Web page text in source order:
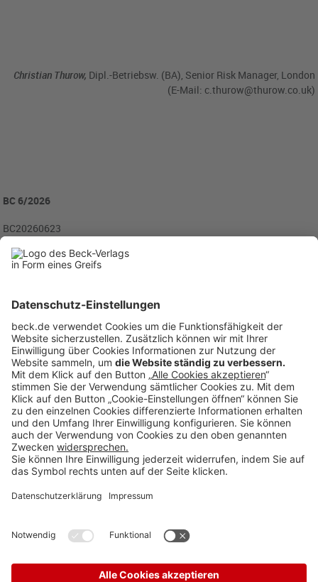
Christian Thurow, Dipl.-Betriebsw. (BA), Senior Risk Manager, London
(E-Mail: c.thurow@thurow.co.uk)
BC 6/2026
BC20260623
Anzeigen